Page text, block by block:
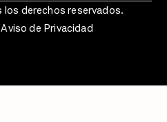
derechos reservados.
Aviso de Privacidad